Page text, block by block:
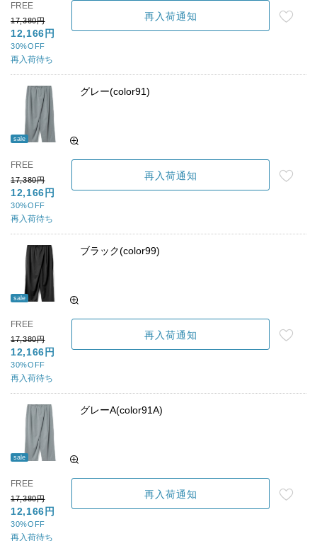
FREE
17,380円
12,166円
30%OFF
再入荷待ち
再入荷通知
sale
グレー(color91)
FREE
17,380円
12,166円
30%OFF
再入荷待ち
再入荷通知
sale
ブラック(color99)
FREE
17,380円
12,166円
30%OFF
再入荷待ち
再入荷通知
sale
グレーA(color91A)
FREE
17,380円
12,166円
30%OFF
再入荷待ち
再入荷通知